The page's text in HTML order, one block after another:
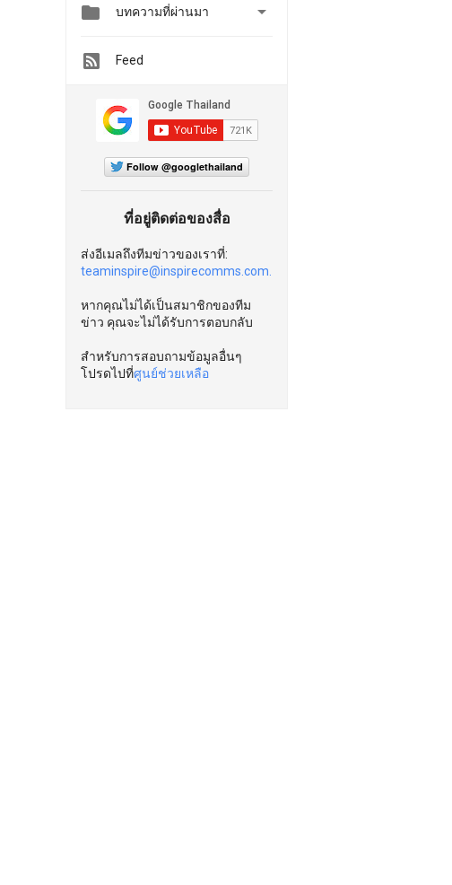
 บทความที่ผ่านมา 
Feed
Follow @googlethailand
ที่อยู่ติดต่อของสื่อ
ส่งอีเมลถึงทีมข่าวของเราที่:
teaminspire@inspirecomms.com.
หากคุณไม่ได้เป็นสมาชิกของทีม
ข่าว คุณจะไม่ได้รับการตอบกลับ
สำหรับการสอบถามข้อมูลอื่นๆ
โปรดไปที่ศูนย์ช่วยเหลือ